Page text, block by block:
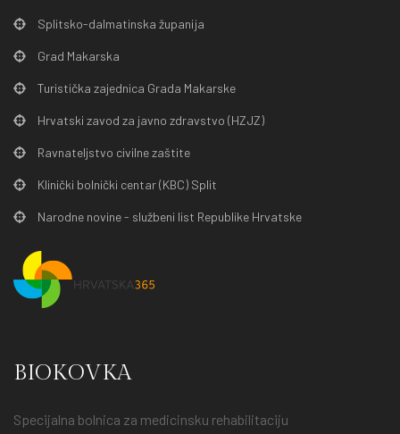
Splitsko-dalmatinska županija
Grad Makarska
Turistička zajednica Grada Makarske
Hrvatski zavod za javno zdravstvo (HZJZ)
Ravnateljstvo civilne zaštite
Klinički bolnički centar (KBC) Split
Narodne novine - službeni list Republike Hrvatske
BIOKOVKA
Specijalna bolnica za medicinsku rehabilitaciju